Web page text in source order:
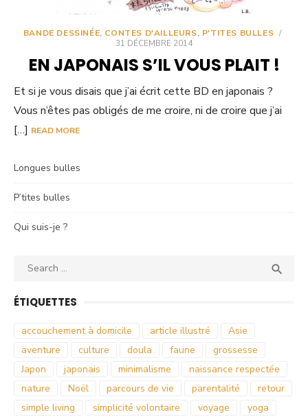
BANDE DESSINÉE, CONTES D'AILLEURS, P'TITES BULLES /
31 DÉCEMBRE 2014
EN JAPONAIS S’IL VOUS PLAIT !
Et si je vous disais que j’ai écrit cette BD en japonais ?
Vous n’êtes pas obligés de me croire, ni de croire que j’ai
[…] READ MORE
Longues bulles
P’tites bulles
Qui suis-je ?
Search

ÉTIQUETTES
accouchement à domicile article illustré
Asie
aventure
culture doula faune
grossesse
Japon
japonais minimalisme
naissance respectée
nature
Noël parcours de vie parentalité
retour
simple living
simplicité volontaire voyage yoga